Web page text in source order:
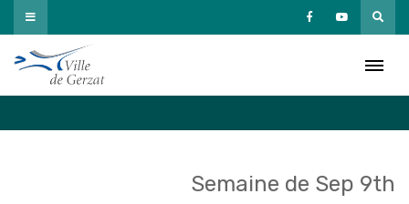
Passer
au
contenu
Semaine de Sep 9th